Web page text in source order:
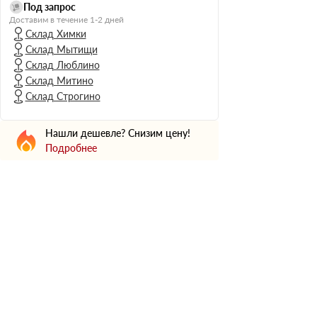
Д Оптима
В Оптима
Д Стандарт
Н Экстра
Применение
Для пола
Под запрос
Доставим в течение 1-2 дней
Склад Химки
Склад Мытищи
Склад Люблино
Склад Митино
Склад Строгино
Нашли дешевле? Снизим цену!
Подробнее